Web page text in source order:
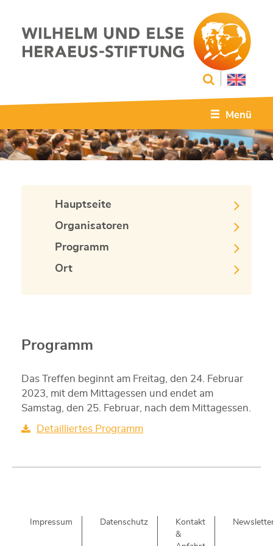
Menü
Hauptseite
Organisatoren
Programm
Ort
Programm
Das Treffen beginnt am Freitag, den 24. Februar
2023, mit dem Mittagessen und endet am
Samstag, den 25. Februar, nach dem Mittagessen.
Detailliertes Programm
Impressum Datenschutz
Kontakt
&